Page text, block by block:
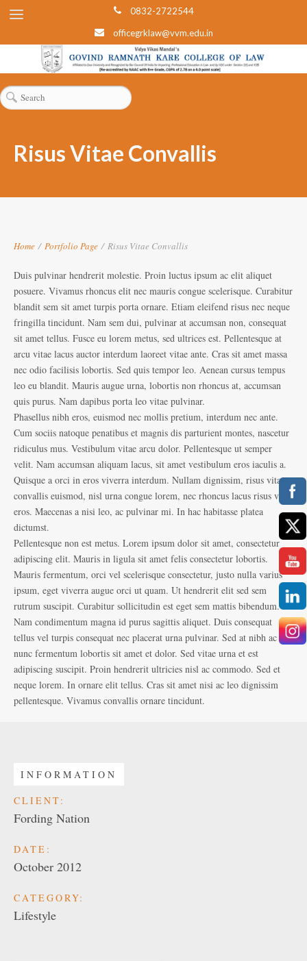
0832-2722544
officegrklaw@vvm.edu.in
Risus Vitae Convallis
Home / Portfolio Page / Risus Vitae Convallis
Duis pulvinar hendrerit molestie. Proin luctus ipsum ac elit aliquet
posuere. Vivamus rhoncus elit nec mauris congue scelerisque. Curabitur
blandit sem sit amet turpis porta ornare. Etiam eleifend risus nec neque
fringilla tincidunt. Nam sem dui, pulvinar at accumsan non, consequat
sit amet tellus. Fusce eu lorem metus, sed ultrices est. Pellentesque at
arcu vitae lacus auctor interdum laoreet vitae ante. Cras sit amet massa
nec odio facilisis lobortis. Sed quis tempor leo. Aenean cursus tempus
leo eu blandit. Mauris augue urna, lobortis non rhoncus at, accumsan
quis purus. Nam dapibus porta leo vitae pulvinar.
Phasellus nibh eros, euismod nec mollis pretium, interdum nec ante.
Cum sociis natoque penatibus et magnis dis parturient montes, nascetur
ridiculus mus. Vestibulum vitae arcu dolor. Pellentesque ut semper
velit. Nam accumsan aliquam lacus, sit amet vestibulum eros iaculis a.
Quisque a orci in eros viverra interdum. Nullam dignissim, risus vitae
convallis euismod, nisl urna congue lorem, nec rhoncus lacus risus vel
eros. Maecenas a nisi leo, ac pulvinar mi. In hac habitasse platea
dictumst.
Pellentesque non est metus. Lorem ipsum dolor sit amet, consectetur
adipiscing elit. Mauris in ligula sit amet felis consectetur lobortis.
Mauris fermentum, orci vel scelerisque consectetur, justo nulla varius
ipsum, eget viverra augue orci ut quam. Ut hendrerit elit sed sem
rutrum suscipit. Curabitur sollicitudin est eget sem mattis bibendum.
Nam condimentum magna id purus sagittis aliquet. Duis consequat
tellus vel turpis consequat nec placerat urna pulvinar. Sed at nibh ac
nunc fermentum lobortis sit amet et dolor. Sed vitae urna et est
adipiscing suscipit. Proin hendrerit ultricies nisl ac commodo. Sed et
neque lorem. In ornare elit tellus. Cras sit amet nisi ac leo dignissim
pellentesque. Vivamus convallis ornare tincidunt.
INFORMATION
CLIENT:
Fording Nation
DATE:
October 2012
CATEGORY:
Lifestyle